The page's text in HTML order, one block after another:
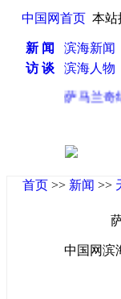
中国网首页 本站
新 闻 滨海新闻
访 谈
滨海人物
萨马兰奇
首页 >> 新闻 >>
中国网滨